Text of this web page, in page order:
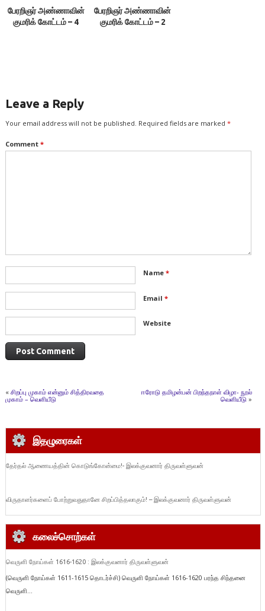
பேரறிஞர் அண்ணாவின்
குமரிக் கோட்டம் – 4
பேரறிஞர் அண்ணாவின்
குமரிக் கோட்டம் – 2
Leave a Reply
Your email address will not be published. Required fields are marked *
Comment *
Name *
Email *
Website
« சிறப்பு முகாம் என்னும் சித்திரவதை
முகாம் – வெளியீடு
ஈரோடு தமிழன்பன் பிறந்தநாள் விழா- நூல்
வெளியீடு »
இதழுரைகள்
தேர்தல் ஆணையத்தின் கொடுங்கோன்மை!- இலக்குவனார் திருவள்ளுவன்
விருதாளர்களைப் போற்றுவதுதானே சிறப்பித்தலாகும்! – இலக்குவனார் திருவள்ளுவன்
கலைச்சொற்கள்
வெருளி நோய்கள் 1616-1620 : இலக்குவனார் திருவள்ளுவன்
(வெருளி நோய்கள் 1611-1615 தொடர்ச்சி) வெருளி நோய்கள் 1616-1620 பரந்த சிந்தனை
வெருளி...